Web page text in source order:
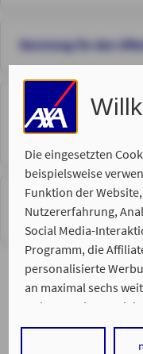
Die eingesetzten
beispielsweise
Funktion der
Nutzererfahrung,
Social Media-
Programm, die
personalisierte
an maximal sechs
weitergegeben. Bei
Media-Interaktionen
werden regelmäßig
Beratung für den
Gesundheit
z.B. Private Voll- und
Risikoabsicherung
z.B. Absicherung von